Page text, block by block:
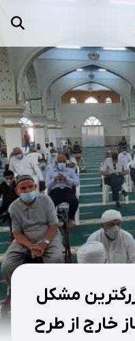
تصاویر
دسته‌بندی‌ها
مشکل
خارج از طرح